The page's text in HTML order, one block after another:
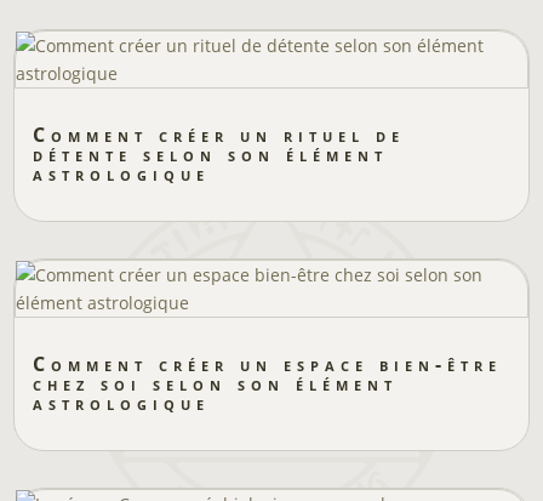
Comment créer un rituel de
détente selon son élément
astrologique
Comment créer un espace bien-être
chez soi selon son élément
astrologique